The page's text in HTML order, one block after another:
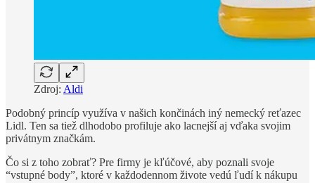
Zdroj: Aldi
Podobný princíp využíva v našich končinách iný nemecký reťazec
Lidl. Ten sa tiež dlhodobo profiluje ako lacnejší aj vďaka svojim
privátnym značkám.
Čo si z toho zobrať? Pre firmy je kľúčové, aby poznali svoje
“vstupné body”, ktoré v každodennom živote vedú ľudí k nákupu